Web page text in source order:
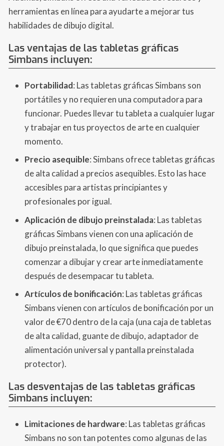
herramientas en línea para ayudarte a mejorar tus
habilidades de dibujo digital.
Las ventajas de las tabletas gráficas
Simbans incluyen:
Portabilidad: Las tabletas gráficas Simbans son
portátiles y no requieren una computadora para
funcionar. Puedes llevar tu tableta a cualquier lugar
y trabajar en tus proyectos de arte en cualquier
momento.
Precio asequible: Simbans ofrece tabletas gráficas
de alta calidad a precios asequibles. Esto las hace
accesibles para artistas principiantes y
profesionales por igual.
Aplicación de dibujo preinstalada: Las tabletas
gráficas Simbans vienen con una aplicación de
dibujo preinstalada, lo que significa que puedes
comenzar a dibujar y crear arte inmediatamente
después de desempacar tu tableta.
Artículos de bonificación: Las tabletas gráficas
Simbans vienen con artículos de bonificación por un
valor de €70 dentro de la caja (una caja de tabletas
de alta calidad, guante de dibujo, adaptador de
alimentación universal y pantalla preinstalada
protector).
Las desventajas de las tabletas gráficas
Simbans incluyen:
Limitaciones de hardware: Las tabletas gráficas
Simbans no son tan potentes como algunas de las